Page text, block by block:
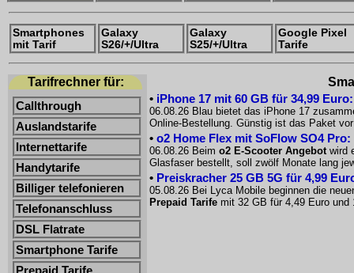
Smartphones
mit Tarif
Galaxy
S26/+/Ultra
Galaxy
S25/+/Ultra
Google Pixel
Tarife
Tarifrechner für:
Callthrough
Auslandstarife
Internettarife
Handytarife
Billiger telefonieren
Telefonanschluss
DSL Flatrate
Smartphone Tarife
• iPhone 17 mit 60 GB für 34,99
06.08.26 Blau bietet das iPhone 17
Online-Bestellung. Günstig ist das Paket
• o2 Home Flex mit SoFlow SO4
06.08.26 Beim o2 E-Scooter Angebotwird
Glasfaser bestellt, soll zwölf Monate lang
• Preiskracher 25 GB 5G für 4,99
05.08.26 Bei Lyca Mobile beginnen die
Prepaid Tarife mit 32 GB für 4,49 Euro